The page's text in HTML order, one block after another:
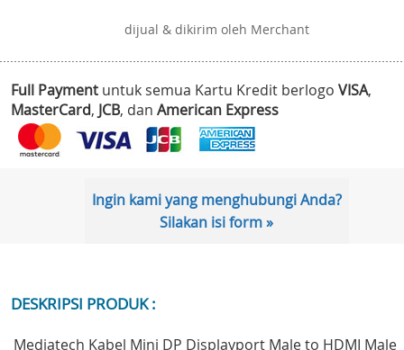
dijual & dikirim oleh Merchant
Full Payment untuk semua Kartu Kredit berlogo VISA,
MasterCard, JCB, dan American Express
Ingin kami yang menghubungi Anda?
Silakan isi form »
DESKRIPSI PRODUK :
Mediatech Kabel Mini DP Displayport Male to HDMI Male